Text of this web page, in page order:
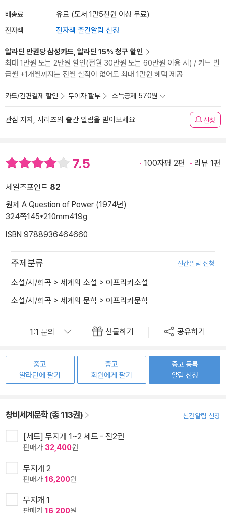
배송료 유료 (도서 1만5천원 이상 무료)
전자책 전자책 출간알림 신청
알라딘 만권당 삼성카드, 알라딘 15% 청구 할인
최대 1만원 또는 2만원 할인(전월 30만원 또는 60만원 이용 시) / 카드 발
급월 +1개월까지는 전월 실적이 없어도 최대 1만원 혜택 제공
카드/간편결제 할인 무이자 할부 소득공제 570원
관심 저자, 시리즈의 출간 알림을 받아보세요 신청
7.5 100자평 2편 리뷰 1편
세일즈포인트 82
원제 A Question of Power (1974년)
324쪽145*210mm419g
ISBN 9788936464660
주제분류 신간알림 신청
소설/시/희곡 > 세계의 소설 > 아프리카소설
소설/시/희곡 > 세계의 문학 > 아프리카문학
선물하기 공유하기
중고
알라딘에 팔기
중고
회원에게 팔기
중고 등록
알림 신청
창비세계문학 (총 113권) 신간알림 신청
[세트] 무지개 1~2 세트 - 전2권
판매가 32,400원
무지개 2
판매가 16,200원
무지개 1
판매가 16,200원